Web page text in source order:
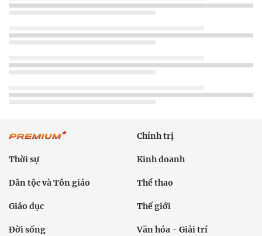
Chính trị
Thời sự Kinh doanh
Dân tộc và Tôn giáo Thể thao
Giáo dục Thế giới
Đời sống Văn hóa - Giải trí